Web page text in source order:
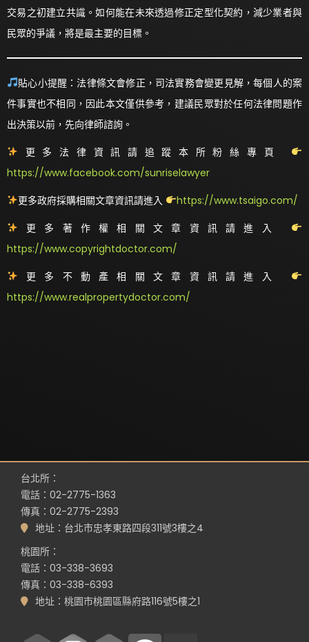
交易之初建立共識。如何能在未來透過修正定型化契約，減少業者與
民眾的爭議，將是最主要的目標 。
貼心小提醒：法律條文會修正，司法實務會變更見解，每個人的案
件事實也不相同，因此本文僅供參考，建議民眾對於任何法律問題作
出決策以前，先向律師諮詢。
更多法律資訊請追蹤本所粉絲專頁
https://www.facebook.com/sunriselawyer
更多政府採購相關文章資訊請進入
https://www.tsaigo.com/
更多著作權相關文章資訊請進入
https://www.copyrightdoctor.com/
更多不動產相關文章資訊請進入
https://www.realpropertydoctor.com/
台北所：
電話：02-2775-1363
傳真：02-2775-2393
地址：台北市忠孝東路四段311號3樓之4
桃園所：
電話：03-338-3693
傳真：03-338-6393
地址：桃園市桃園區縣府路116號5樓之1